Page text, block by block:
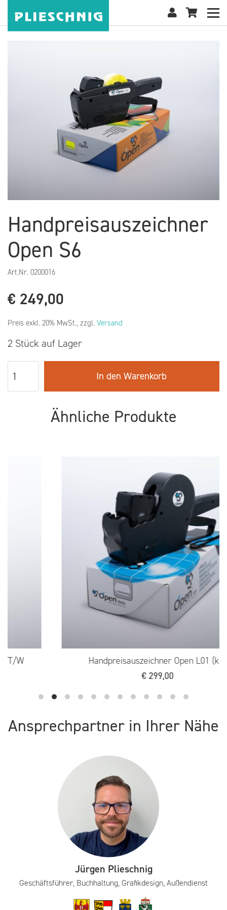
Handpreisauszeichner
Open S6
Art.Nr. 0200016
€ 249,00
Preis exkl. 20% MwSt., zzgl. Versand
2 Stück auf Lager
In den Warenkorb
Ähnliche Produkte
Handpreisauszeichner Open L01 (kl.)
Ansprechpartner in Ihrer Nähe
Jürgen Plieschnig
Geschäftsführer, Buchhaltung, Grafikdesign, Außendienst